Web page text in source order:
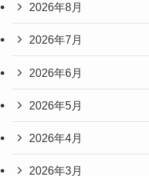
2026年8月
2026年7月
2026年6月
2026年5月
2026年4月
2026年3月